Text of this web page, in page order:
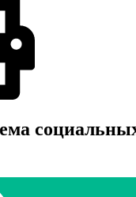
социальных